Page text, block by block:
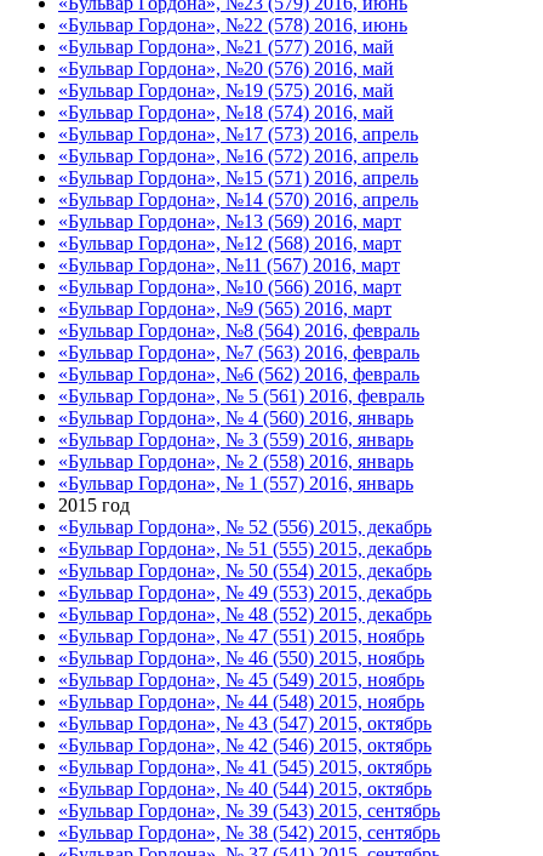
«Бульвар Гордона», №22 (578) 2016, июнь
«Бульвар Гордона», №21 (577) 2016, май
«Бульвар Гордона», №20 (576) 2016, май
«Бульвар Гордона», №19 (575) 2016, май
«Бульвар Гордона», №18 (574) 2016, май
«Бульвар Гордона», №17 (573) 2016, апрель
«Бульвар Гордона», №16 (572) 2016, апрель
«Бульвар Гордона», №15 (571) 2016, апрель
«Бульвар Гордона», №14 (570) 2016, апрель
«Бульвар Гордона», №13 (569) 2016, март
«Бульвар Гордона», №12 (568) 2016, март
«Бульвар Гордона», №11 (567) 2016, март
«Бульвар Гордона», №10 (566) 2016, март
«Бульвар Гордона», №9 (565) 2016, март
«Бульвар Гордона», №8 (564) 2016, февраль
«Бульвар Гордона», №7 (563) 2016, февраль
«Бульвар Гордона», №6 (562) 2016, февраль
«Бульвар Гордона», № 5 (561) 2016, февраль
«Бульвар Гордона», № 4 (560) 2016, январь
«Бульвар Гордона», № 3 (559) 2016, январь
«Бульвар Гордона», № 2 (558) 2016, январь
«Бульвар Гордона», № 1 (557) 2016, январь
2015 год
«Бульвар Гордона», № 52 (556) 2015, декабрь
«Бульвар Гордона», № 51 (555) 2015, декабрь
«Бульвар Гордона», № 50 (554) 2015, декабрь
«Бульвар Гордона», № 49 (553) 2015, декабрь
«Бульвар Гордона», № 48 (552) 2015, декабрь
«Бульвар Гордона», № 47 (551) 2015, ноябрь
«Бульвар Гордона», № 46 (550) 2015, ноябрь
«Бульвар Гордона», № 45 (549) 2015, ноябрь
«Бульвар Гордона», № 44 (548) 2015, ноябрь
«Бульвар Гордона», № 43 (547) 2015, октябрь
«Бульвар Гордона», № 42 (546) 2015, октябрь
«Бульвар Гордона», № 41 (545) 2015, октябрь
«Бульвар Гордона», № 40 (544) 2015, октябрь
«Бульвар Гордона», № 39 (543) 2015, сентябрь
«Бульвар Гордона», № 38 (542) 2015, сентябрь